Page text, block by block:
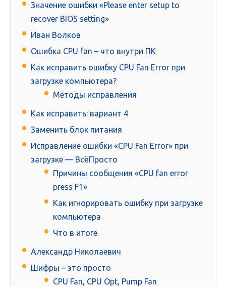
Значение ошибки «Please enter setup to
recover BIOS setting»
Иван Волков
Ошибка CPU fan – что внутри ПК
Как исправить ошибку CPU Fan Error при
загрузке компьютера?
Методы исправления
Как исправить: вариант 4
Заменить блок питания
Исправление ошибки «CPU Fan Error» при
загрузке — ВсёПросто
Причины сообщения «CPU fan error
press F1»
Как игнорировать ошибку при загрузке
компьютера
Что в итоге
Александр Николаевич
Шифры – это просто
CPU Fan, CPU Opt, Pump Fan